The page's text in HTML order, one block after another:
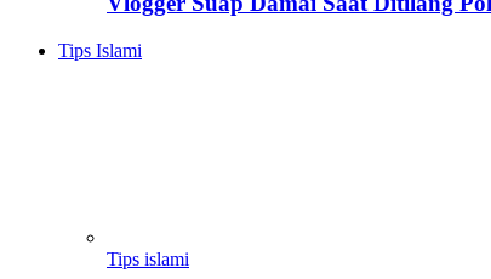
Tips Islami
Tips islami